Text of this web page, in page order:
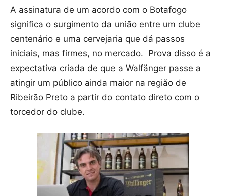
A assinatura de um acordo com o Botafogo
significa o surgimento da união entre um clube
centenário e uma cervejaria que dá passos
iniciais, mas firmes, no mercado. Prova disso é a
expectativa criada de que a Walfänger passe a
atingir um público ainda maior na região de
Ribeirão Preto a partir do contato direto com o
torcedor do clube.